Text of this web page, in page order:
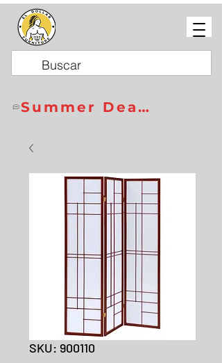
Summer Deals
SKU: 900110